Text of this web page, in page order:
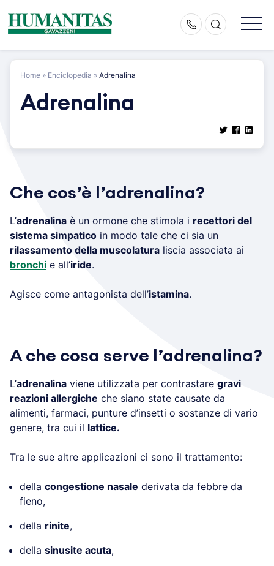
content
Home » Enciclopedia » Adrenalina
Adrenalina
Che cos’è l’adrenalina?
L’adrenalina è un ormone che stimola i recettori del
sistema simpatico in modo tale che ci sia un
rilassamento della muscolatura liscia associata ai
bronchi e all’iride.
Agisce come antagonista dell’istamina.
A che cosa serve l’adrenalina?
L’adrenalina viene utilizzata per contrastare gravi
reazioni allergiche che siano state causate da
alimenti, farmaci, punture d’insetti o sostanze di vario
genere, tra cui il lattice.
Tra le sue altre applicazioni ci sono il trattamento:
della congestione nasale derivata da febbre da
fieno,
della rinite,
della sinusite acuta,